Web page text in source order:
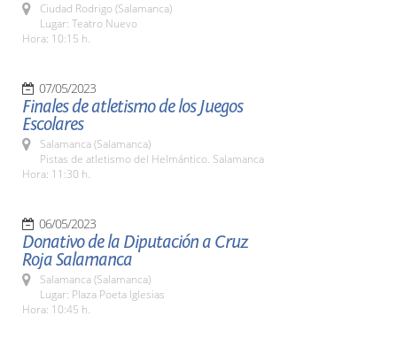
Ciudad Rodrigo (Salamanca)
Lugar: Teatro Nuevo
Hora: 10:15 h.
07/05/2023
Finales de atletismo de los Juegos
Escolares
Salamanca (Salamanca)
Pistas de atletismo del Helmántico. Salamanca
Hora: 11:30 h.
06/05/2023
Donativo de la Diputación a Cruz
Roja Salamanca
Salamanca (Salamanca)
Lugar: Plaza Poeta Iglesias
Hora: 10:45 h.